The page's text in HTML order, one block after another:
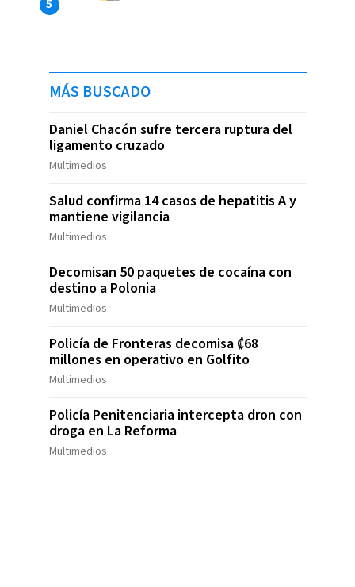
MÁS BUSCADO
Daniel Chacón sufre tercera ruptura del
ligamento cruzado
Multimedios
Salud confirma 14 casos de hepatitis A y
mantiene vigilancia
Multimedios
Decomisan 50 paquetes de cocaína con
destino a Polonia
Multimedios
Policía de Fronteras decomisa ₡68
millones en operativo en Golfito
Multimedios
Policía Penitenciaria intercepta dron con
droga en La Reforma
Multimedios